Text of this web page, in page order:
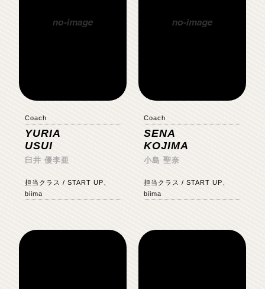
Coach
YURIA
USUI
臼井 優李亜
担当クラス / START UP、
biima
Coach
SENA
KOJIMA
小島 聖奈
担当クラス / START UP、
biima